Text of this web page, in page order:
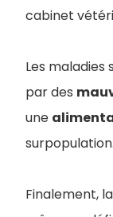
cabinet
Les
par des
une
surpopulation.
Finalement,